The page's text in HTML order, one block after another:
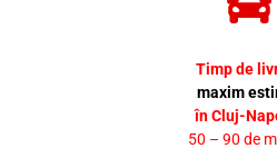
Timp de
maxim
în Cluj-
50 – 90 de